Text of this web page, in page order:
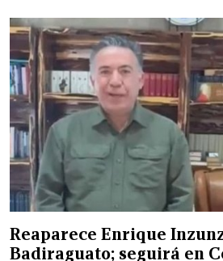
Reaparece Enrique
Badiraguato; seguirá en